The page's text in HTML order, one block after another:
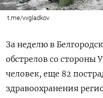
t.me/vvgladkov
За неделю в
обстрелов со стороны
человек, еще 82
здравоохранения